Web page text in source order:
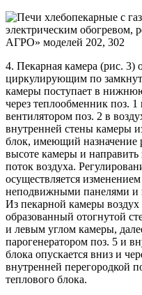
4. Пекарная камера (рис. 3)
циркулирующим по
камеры поступает в
через теплообменник поз.
вентилятором поз. 2 в
внутренней стены камеры
блок, имеющий назначение
высоте камеры и направить
поток воздуха.
осуществляется
неподвижными панелями
Из пекарной камеры воздух
образованный отогнутой
и левым углом камеры,
парогенератором поз. 5 и
блока опускается вниз и
внутренней перегородкой
теплового блока.